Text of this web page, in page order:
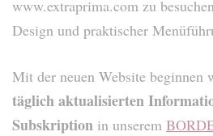
www.extraprima.com zu
Design und praktischer
Mit der neuen Website beginnen
täglich aktualisierten
Subskription in unserem